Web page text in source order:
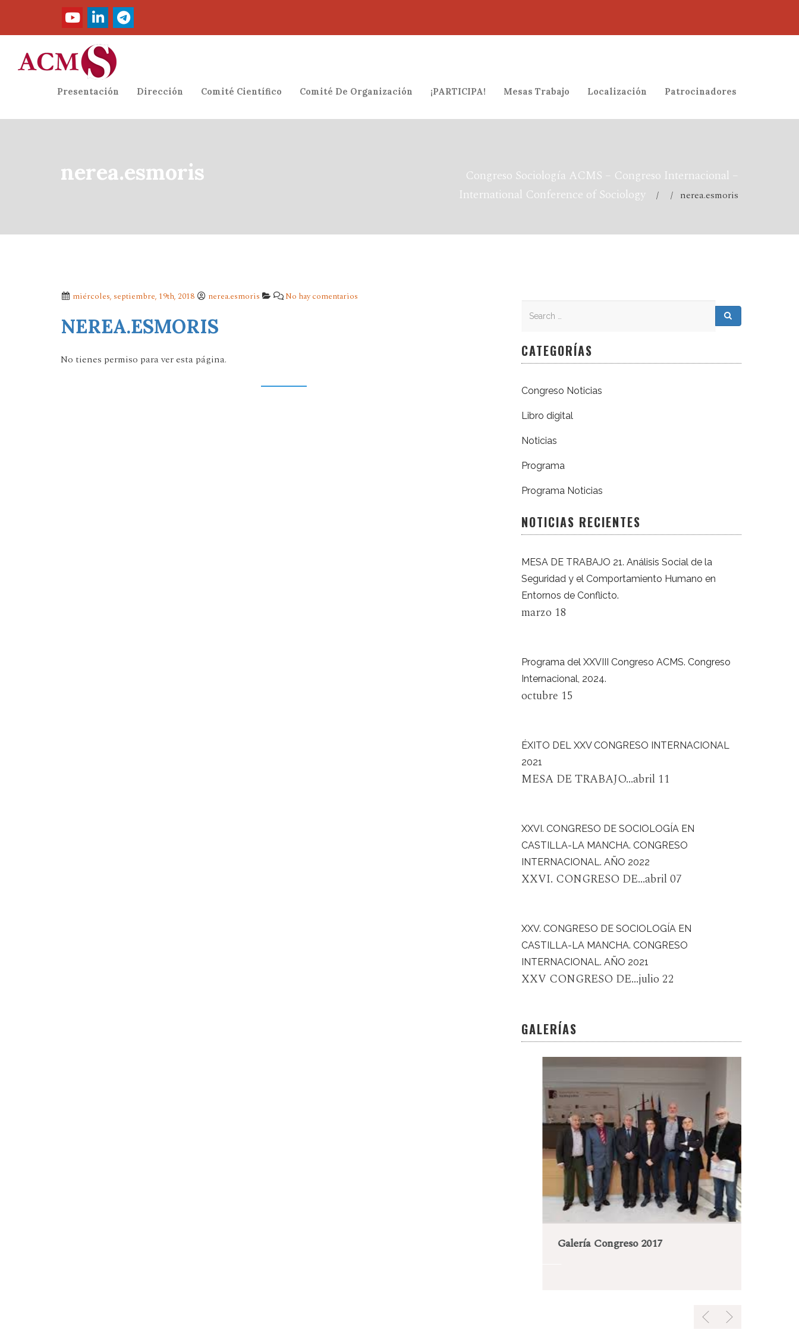
Presentación Dirección Comité Científico Comité De Organización ¡PARTICIPA! Mesas Trabajo Localización Patrocinadores
nerea.esmoris
Congreso Sociología ACMS – Congreso Internacional –
International Conference of Sociology
/ / nerea.esmoris
miércoles, septiembre, 19th, 2018 nerea.esmoris No hay comentarios
NEREA.ESMORIS
No tienes permiso para ver esta página. CATEGORÍAS
Congreso Noticias
Libro digital
Noticias
Programa
Programa Noticias
NOTICIAS RECIENTES
MESA DE TRABAJO 21. Análisis Social de la
Seguridad y el Comportamiento Humano en
Entornos de Conflicto.
marzo 18
Programa del XXVIII Congreso ACMS. Congreso
Internacional, 2024.
octubre 15
ÉXITO DEL XXV CONGRESO INTERNACIONAL
2021
MESA DE TRABAJO...abril 11
XXVI. CONGRESO DE SOCIOLOGÍA EN
CASTILLA-LA MANCHA. CONGRESO
INTERNACIONAL. AÑO 2022
XXVI. CONGRESO DE...abril 07
XXV. CONGRESO DE SOCIOLOGÍA EN
CASTILLA-LA MANCHA. CONGRESO
INTERNACIONAL. AÑO 2021
XXV CONGRESO DE...julio 22
GALERÍAS
Galería Congreso 2017